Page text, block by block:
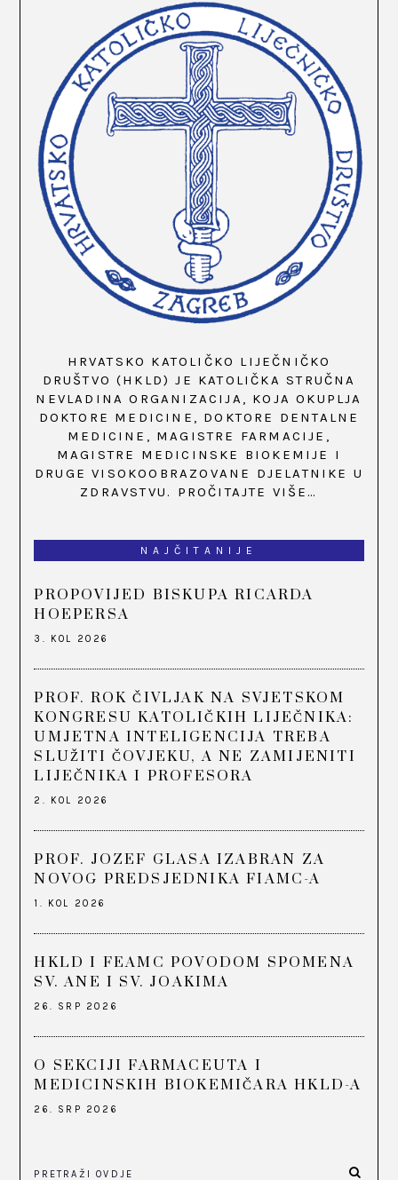
HRVATSKO KATOLIČKO LIJEČNIČKO
DRUŠTVO (HKLD) JE KATOLIČKA STRUČNA
NEVLADINA ORGANIZACIJA, KOJA OKUPLJA
DOKTORE MEDICINE, DOKTORE DENTALNE
MEDICINE, MAGISTRE FARMACIJE,
MAGISTRE MEDICINSKE BIOKEMIJE I
DRUGE VISOKOOBRAZOVANE DJELATNIKE U
ZDRAVSTVU. PROČITAJTE VIŠE…
NAJČITANIJE
PROPOVIJED BISKUPA RICARDA
HOEPERSA
3. KOL 2026
PROF. ROK ČIVLJAK NA SVJETSKOM
KONGRESU KATOLIČKIH LIJEČNIKA:
UMJETNA INTELIGENCIJA TREBA
SLUŽITI ČOVJEKU, A NE ZAMIJENITI
LIJEČNIKA I PROFESORA
2. KOL 2026
PROF. JOZEF GLASA IZABRAN ZA
NOVOG PREDSJEDNIKA FIAMC-A
1. KOL 2026
HKLD I FEAMC POVODOM SPOMENA
SV. ANE I SV. JOAKIMA
26. SRP 2026
O SEKCIJI FARMACEUTA I
MEDICINSKIH BIOKEMIČARA HKLD-A
26. SRP 2026